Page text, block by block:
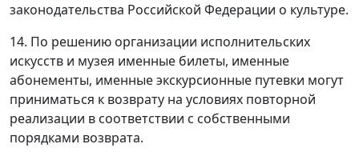
законодательства Российской Федерации о культуре.
14. По решению организации исполнительских
искусств и музея именные билеты, именные
абонементы, именные экскурсионные путевки могут
приниматься к возврату на условиях повторной
реализации в соответствии с собственными
порядками возврата.